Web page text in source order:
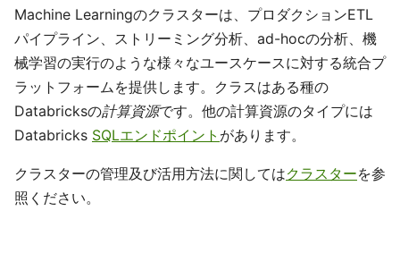
Machine Learningのクラスターは、プロダクションETL
パイプライン、ストリーミング分析、ad-hocの分析、機
械学習の実行のような様々なユースケースに対する統合プ
ラットフォームを提供します。クラスはある種の
Databricksの計算資源です。他の計算資源のタイプには
Databricks SQLエンドポイント があります。
クラスターの管理及び活用方法に関してはクラスターを参
照ください。